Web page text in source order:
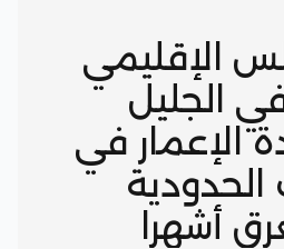
الإقليمي
الجليل
الإعمار في
الحدودية
أشهرا